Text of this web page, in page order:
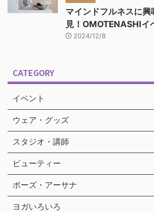
マインドフルネスに興
見！OMOTENASHIイ
2024/12/8
CATEGORY
イベント
ウェア・グッズ
スタジオ・講師
ビューティー
ポーズ・アーサナ
ヨガいろいろ